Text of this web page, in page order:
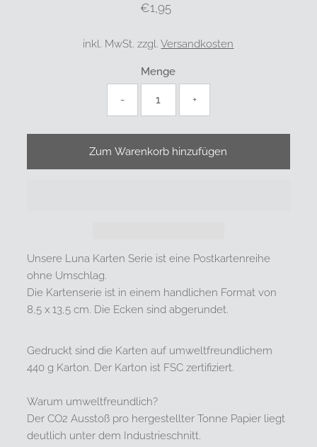
Regulärer
€1,95
inkl. MwSt. zzgl.Versandkosten
Menge
- +
Unsere Luna Karten Serie ist eine Postkartenreihe
ohne Umschlag.
Die Kartenserie ist in einem handlichen Format von
8,5 x 13,5 cm. Die Ecken sind abgerundet.
Gedruckt sind die Karten auf umweltfreundlichem
440 g Karton. Der Karton ist FSC zertifiziert.
Warum umweltfreundlich?
Der CO2 Ausstoß pro hergestellter Tonne Papier liegt
deutlich unter dem Industrieschnitt.